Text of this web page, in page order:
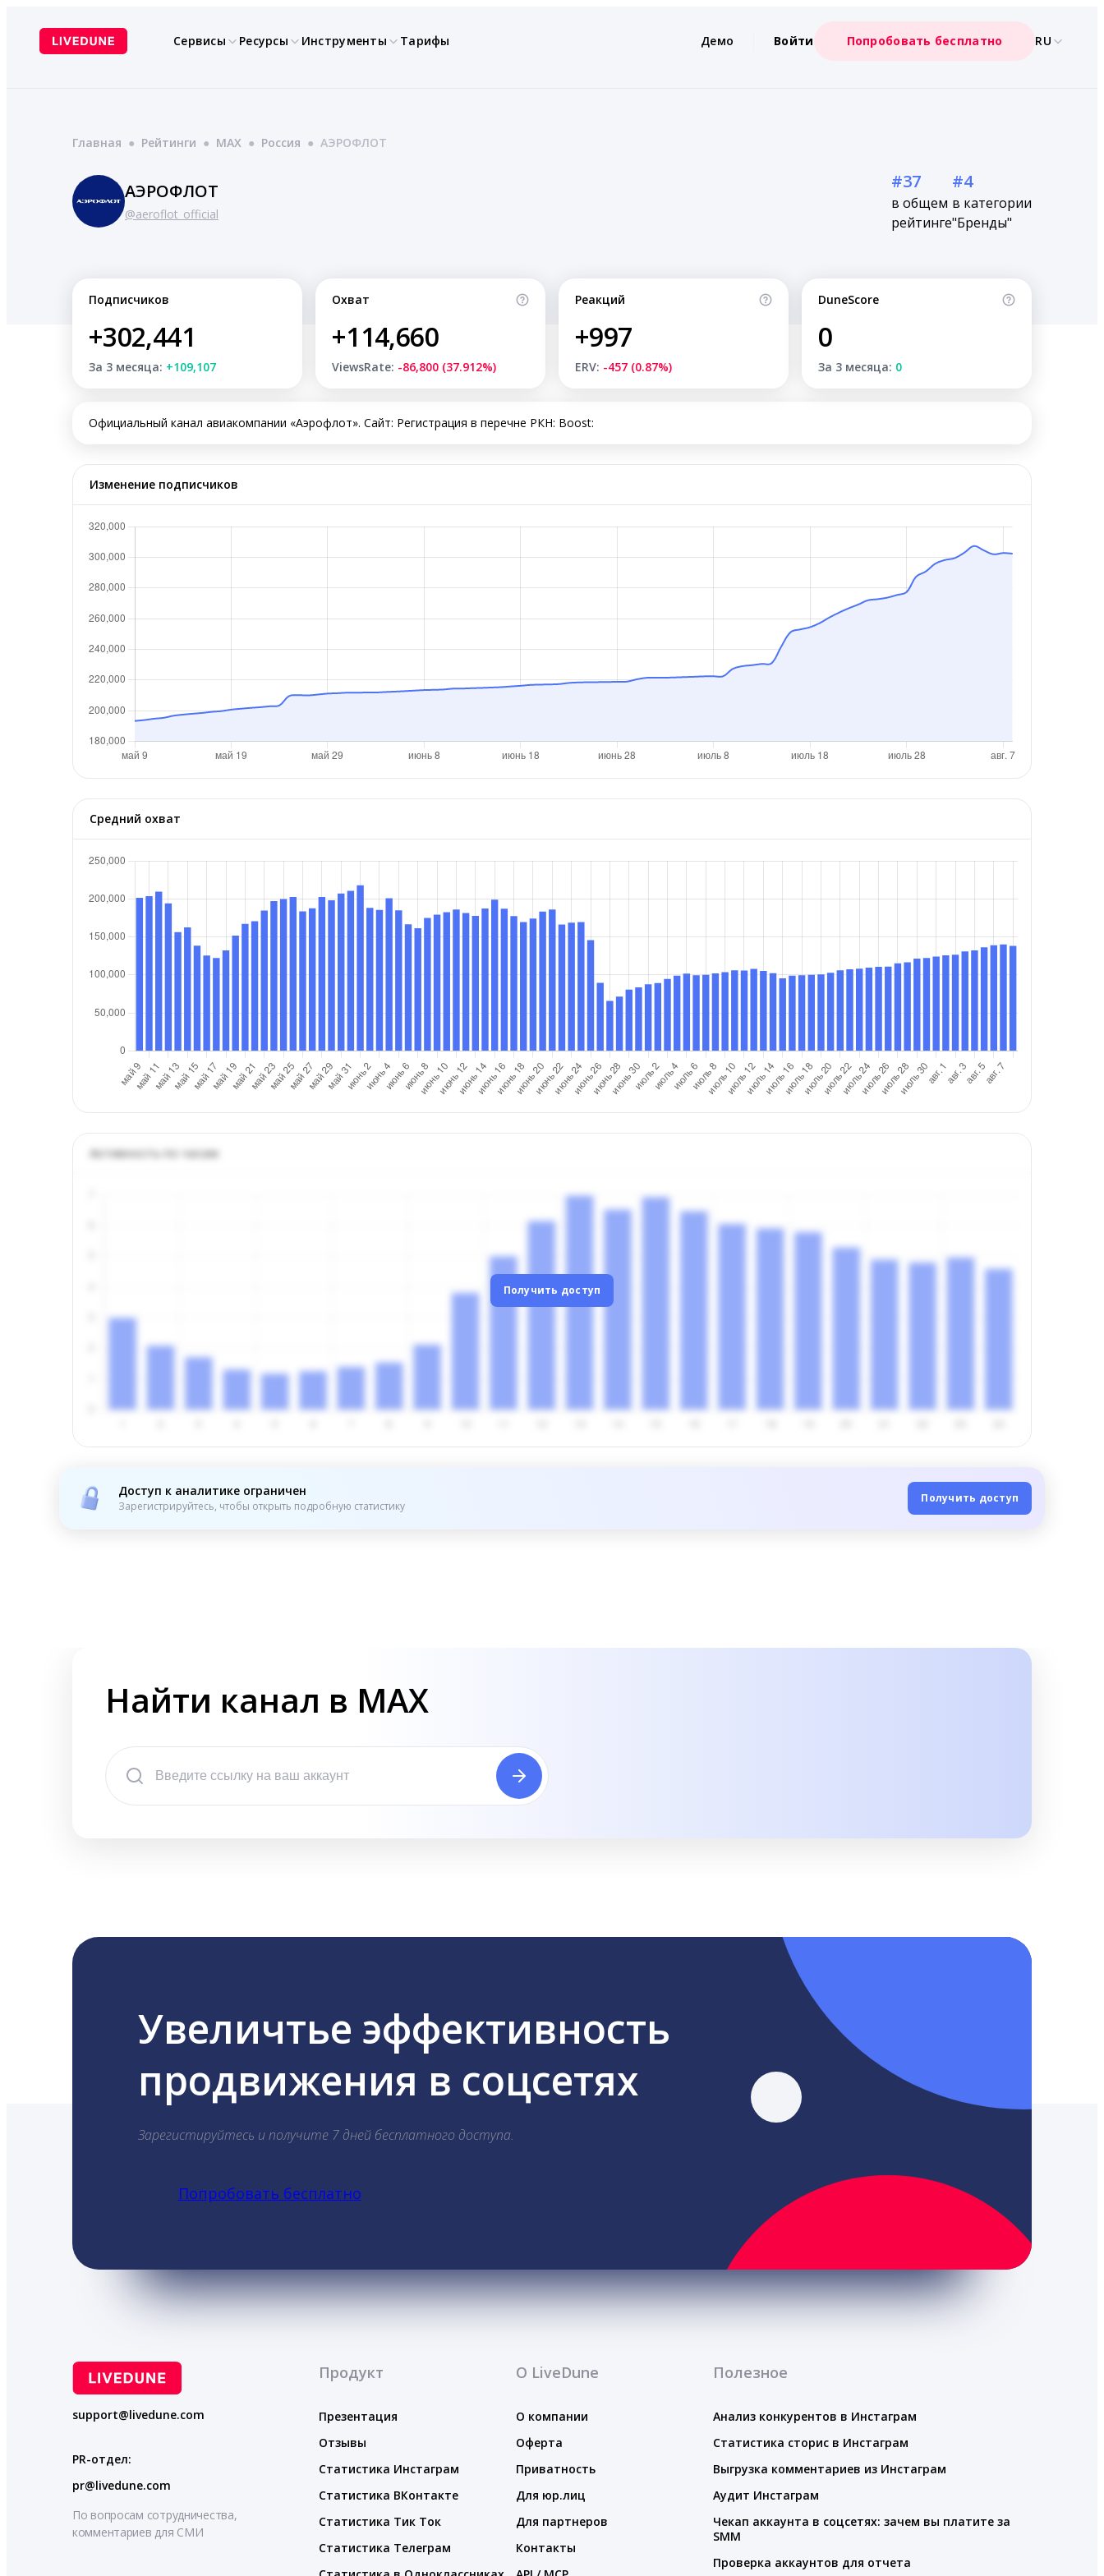
содержимому
Сервисы Ресурсы Инструменты Тарифы Демо Войти Попробовать бесплатно RU
Главная ● Рейтинги ● MAX ● Россия ● АЭРОФЛОТ
АЭРОФЛОТ
@aeroflot_official
#37
в общем
рейтинге
#4
в категории
"Бренды"
Подписчиков
+302,441
За 3 месяца: +109,107
Охват
+114,660
ViewsRate: -86,800 (37.912%)
Реакций
+997
ERV: -457 (0.87%)
DuneScore
0
За 3 месяца: 0
Официальный канал авиакомпании «Аэрофлот». Сайт: Регистрация в перечне РКН: Boost:
Изменение подписчиков
Средний охват
Активность по часам
Получить доступ
Доступ к аналитике ограничен
Зарегистрируйтесь, чтобы открыть подробную статистику
Получить доступ
Найти канал в MAX
Увеличтье эффективность
продвижения в соцсетях
Зарегистируйтесь и получите 7 дней бесплатного доступа.
Попробовать бесплатно
support@livedune.com
PR-отдел:
pr@livedune.com
По вопросам сотрудничества,
комментариев для СМИ
Продукт
Презентация
Отзывы
Статистика Инстаграм
Статистика ВКонтакте
Статистика Тик Ток
Статистика Телеграм
О LiveDune
О компании
Оферта
Приватность
Для юр.лиц
Для партнеров
Контакты
Полезное
Анализ конкурентов в Инстаграм
Статистика сторис в Инстаграм
Выгрузка комментариев из Инстаграм
Аудит Инстаграм
Чекап аккаунта в соцсетях: зачем вы платите за
SMM
Проверка аккаунтов для отчета